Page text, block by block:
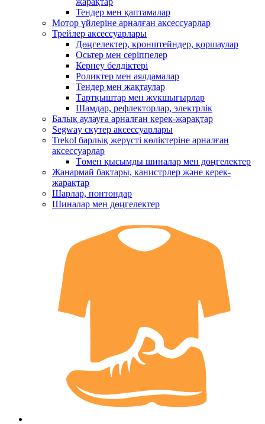
Тендер мен қаптамалар
Мотор үйлеріне арналған аксессуарлар
Трейлер аксессуарлары
Дөңгелектер, кронштейндер, қоршаулар
Осьтер мен серіппелер
Кернеу белдіктері
Роликтер мен аялдамалар
Тендер мен жақтаулар
Тартқыштар мен жүкшығырлар
Шамдар, рефлекторлар, электрлік
Балық аулауға арналған керек-жарақтар
Segway скутер аксессуарлары
Trekol барлық жерүсті көліктеріне арналған
аксессуарлар
Төмен қысымды шиналар мен дөңгелектер
Жанармай бактары, канистрлер және керек-
жарақтар
Шарлар, понтондар
Шиналар мен дөңгелектер